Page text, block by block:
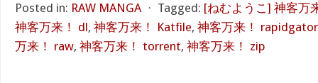
Posted in: RAW MANGA ⋅ Tagged: [ねむようこ] 神客万
神客万来！ dl, 神客万来！ Katfile, 神客万来！ rapidgator
万来！ raw, 神客万来！ torrent, 神客万来！ zip